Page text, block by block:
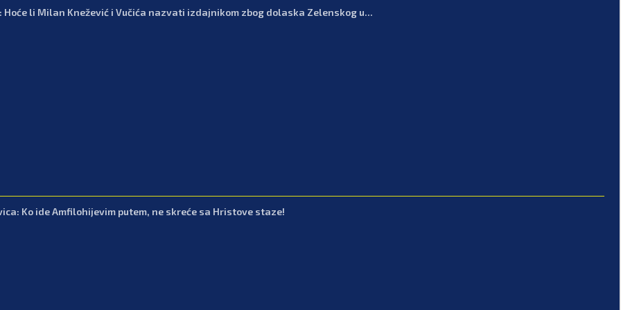
Hoće li Milan Knežević i Vučića nazvati izdajnikom zbog dolaska Zelenskog u...
Ko ide Amfilohijevim putem, ne skreće sa Hristove staze!